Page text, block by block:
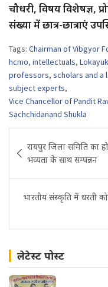
चौधरी, विषय विशेषज्ञ,
संख्या में छात्र-छात्राएं
Tags: Chairman of Vibgyor
hcmo, intellectuals,
professors, scholars and
subject experts,
Vice Chancellor of Pandit
Sachchidanand Shukla
navigation
रायपुर जिला समिति का
भव्यता के साथ सम्पन्नन
भारतीय संस्कृति में धरती को
लेटेस्ट पोस्ट